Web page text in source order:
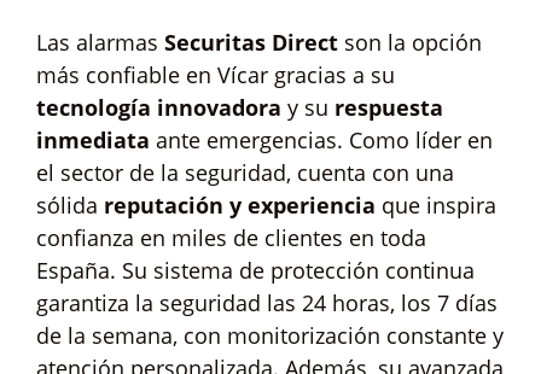
Las alarmas Securitas Direct son la opción
más confiable en Vícar gracias a su
tecnología innovadora y su respuesta
inmediata ante emergencias. Como líder en
el sector de la seguridad, cuenta con una
sólida reputación y experiencia que inspira
confianza en miles de clientes en toda
España. Su sistema de protección continua
garantiza la seguridad las 24 horas, los 7 días
de la semana, con monitorización constante y
atención personalizada. Además, su avanzada